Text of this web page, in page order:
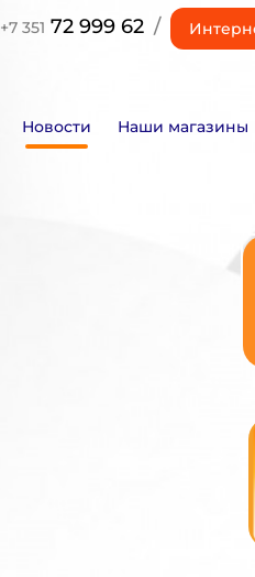
+7 351 72 999 62 /
Новости Наши магазины